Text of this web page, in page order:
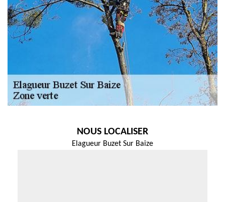
NOUS LOCALISER
Elagueur Buzet Sur Baize